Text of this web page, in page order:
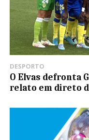
DESPORTO
O Elvas defronta
relato em direto